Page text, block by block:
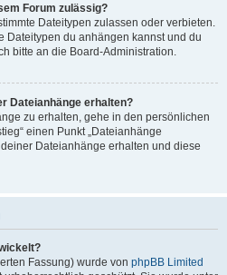
Forum zulässig?
Dateitypen zulassen oder verbieten.
Dateitypen du anhängen kannst und du
bitte an die Board-Administration.
Dateianhänge erhalten?
zu erhalten, gehe in den persönlichen
einen Punkt „Dateianhänge
Dateianhänge erhalten und diese
Fassung) wurde von phpBB Limited